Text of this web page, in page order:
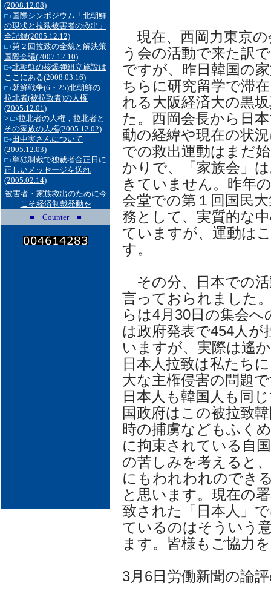
(2008.12.08)
国際シンポジウム「北朝鮮
の現状と拉致被害者の救出」
全記録(2005.12.12)
第２回拉致の全貌と解決策
国際会議(2007.12.10)
北朝鮮の核爆弾組立施設は
ここにある(2008.03.16)
朝鮮戦争(6・25)北朝鮮の
拉北者(被拉致者)の人権
(2005.12.01)
>
拉北者の人権，拉北者と
その家族の人権(2005.12.02)
田中実さんについて
(2005.12.03)
単独制裁で独裁者金正日に
正しいメッセージを送れ
(2005.02.14)
被害者・家族救出のために今
こそ経済制裁発動を
■ Counter ■
現在、西岡力東京
う会の活動で来た訳
ですが、昨日韓国の
ちらに研究留学で滞
れる大阪経済大の黒
た。西岡会長から日
動の経緯や現在の状
での救出運動はまだ
かりで、「家族会」
きていません。昨年
会堂での第１回国民
務として、実質的な
ていますが、運動は
す。
その分、日本での
言っておられました
らは4月30日の集会
は政府発表で454人が
いますが、実際は遙
日本人拉致は私たち
大な主権侵害の問題
日本人も韓国人も同
国政府はこの被拉致
時の捕虜などもふく
に拘束されている自
の苦しみを考えると
にもわれわれのでき
と思います。現在の
致された「日本人」
ているのはそういう
ます。皆様もご協力
3月6日労働新聞の論